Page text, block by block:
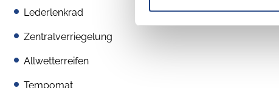
Lederlenkrad
Zentralverriegelung
Allwetterreifen
Tempomat